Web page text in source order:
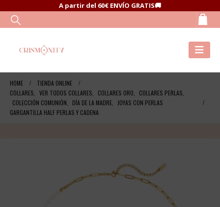
A partir del 60€ ENVÍO GRATIS🚚
HOME
TIENDA ONLINE
COLLARES
VER TODOS COLLARES COLLARES ORO COLLARES PERLAS
COLECCIÓN COMUNIÓN
DÍA DE LA MADRE
JOYAS CON PERLAS
GARGANTILLA HALF PERLAS Y CADENA